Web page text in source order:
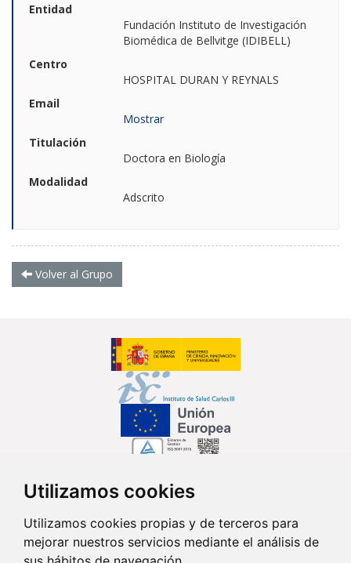
Utilizamos cookies
Utilizamos cookies propias y de terceros para
mejorar nuestros servicios mediante el análisis de
Entidad
Fundación Instituto de Investigación
Biomédica de Bellvitge (IDIBELL)
Centro
HOSPITAL DURAN Y REYNALS
Email
Mostrar
Titulación
Doctora en Biología
Modalidad
Adscrito
Volver al Grupo
Síguenos en...
Contacto